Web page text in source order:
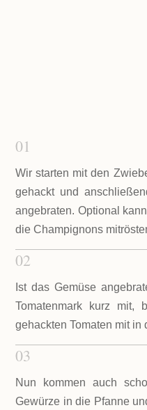
01
Wir starten mit den
gehackt und
angebraten. Optional
die Champignons
02
Ist das Gemüse
Tomatenmark kurz mit,
gehackten Tomaten mit in
03
Nun kommen auch
Gewürze in die Pfanne